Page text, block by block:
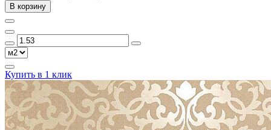
В корзину
Купить в 1 клик